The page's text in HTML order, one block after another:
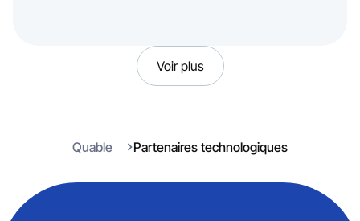
Voir plus
Quable Partenaires technologiques